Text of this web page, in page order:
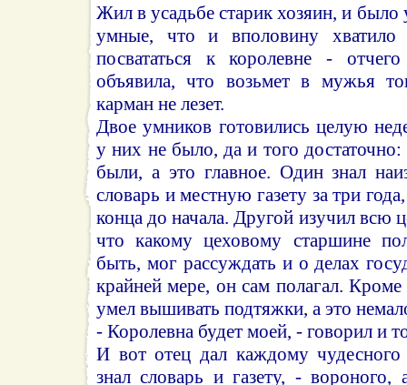
Жил в усадьбе старик хозяин, и было
умные, что и вполовину
посвататься к королевне -
объявила, что возьмет в мужья
карман не лезет.
Двое умников готовились целую
у них не было, да и того достаточно:
были, а это главное. Один знал
словарь и местную газету за три
конца до начала. Другой изучил всю
что какому цеховому старшине
быть, мог рассуждать и о делах
крайней мере, он сам полагал.
умел вышивать подтяжки, а это
- Королевна будет моей, - говорил и
И вот отец дал каждому
знал словарь и газету, -